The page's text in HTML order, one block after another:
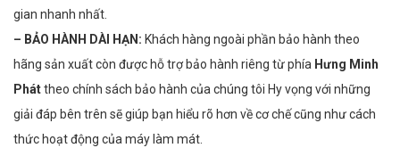
gian nhanh nhất.
– BẢO HÀNH DÀI HẠN: Khách hàng ngoài phần bảo hành theo
hãng sản xuất còn được hỗ trợ bảo hành riêng từ phía Hưng Minh
Pháttheo chính sách bảo hành của chúng tôi Hy vọng với những
giải đáp bên trên sẽ giúp bạn hiểu rõ hơn về cơ chế cũng như cách
thức hoạt động của máy làm mát.